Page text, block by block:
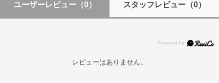
ユーザーレビュー （0） スタッフレビュー（0）
レビューはありません。